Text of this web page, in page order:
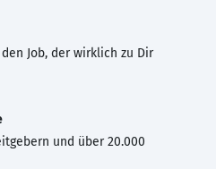
Job, der wirklich zu Dir
und über 20.000